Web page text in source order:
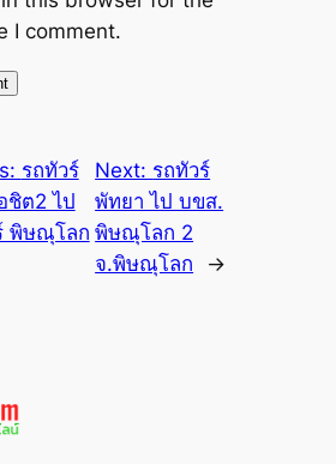
I comment.
รถทัวร์
ชิต2 ไป
พิษณุโลก
Next: รถทัวร์
พัทยา ไป บขส.
พิษณุโลก 2
จ.พิษณุโลก
→